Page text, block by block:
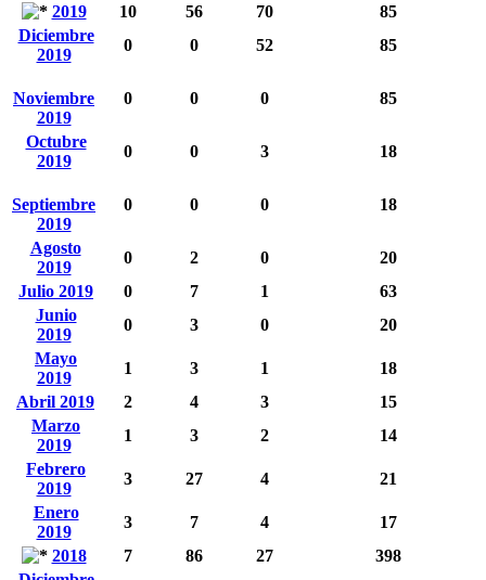
2019
10 56 70
85
Diciembre
2019
0 0 52 85
Noviembre
2019
0 0 0 85
Octubre
2019
0 0 3 18
Septiembre
2019
0 0 0 18
Agosto
2019
0 2 0
20
Julio 2019
0 7 1
63
Junio
2019
0 3 0
20
Mayo
2019
1 3 1
18
Abril 2019
2 4 3
15
Marzo
2019
1 3 2
14
Febrero
2019
3 27 4
21
Enero
2019
3 7 4
17
2018
7 86 27
398